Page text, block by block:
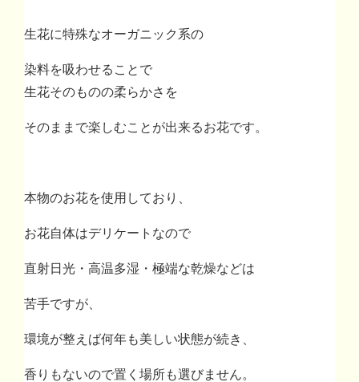
生花に特殊なオーガニック系の
染料を吸わせることで
生花そのものの柔らかさを
そのままで楽しむことが出来るお花です。
本物のお花を使用しており、
お花自体はデリケートなので
直射日光・高温多湿・ 極端な乾燥などは
苦手ですが、
環境が整えば何年も美しい状態が続き、
香りもないので置く場所も選びません。